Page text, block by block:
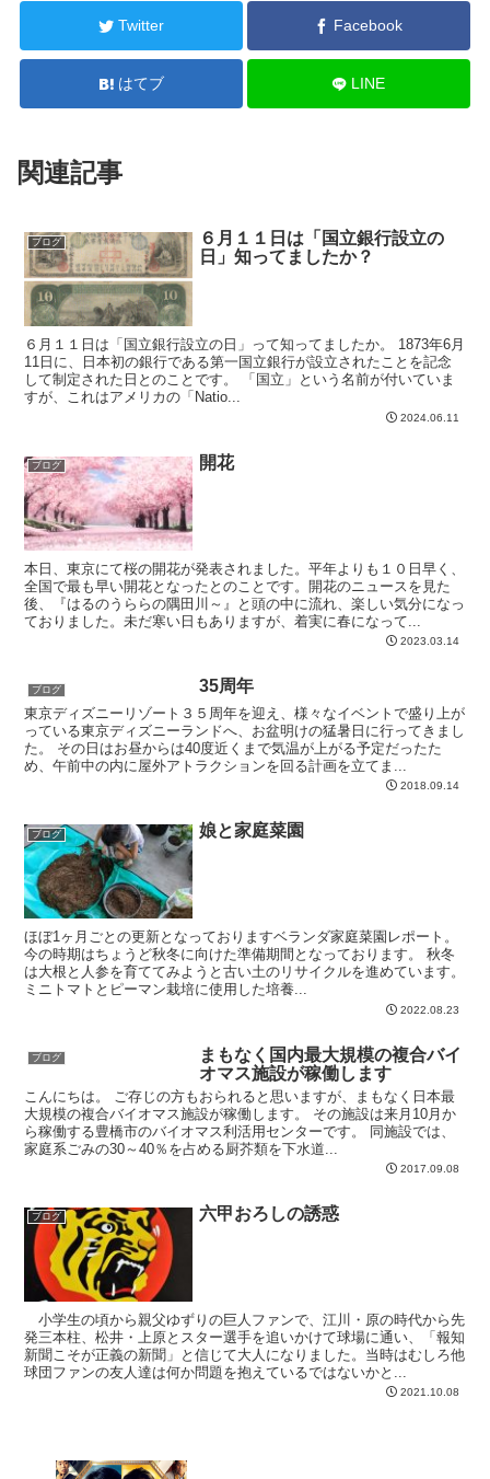
Twitter Facebook
はてブ LINE
関連記事
ブログ
６月１１日は「国立銀行設立の
日」知ってましたか？
６月１１日は「国立銀行設立の日」って知ってましたか。 1873年6月
11日に、日本初の銀行である第一国立銀行が設立されたことを記念
して制定された日とのことです。 「国立」という名前が付いていま
すが、これはアメリカの「Natio...
2024.06.11
ブログ 開花
本日、東京にて桜の開花が発表されました。平年よりも１０日早く、
全国で最も早い開花となったとのことです。開花のニュースを見た
後、『はるのうららの隅田川～』と頭の中に流れ、楽しい気分になっ
ておりました。未だ寒い日もありますが、着実に春になって...
2023.03.14
ブログ 35周年
東京ディズニーリゾート３５周年を迎え、様々なイベントで盛り上が
っている東京ディズニーランドへ、お盆明けの猛暑日に行ってきまし
た。 その日はお昼からは40度近くまで気温が上がる予定だったた
め、午前中の内に屋外アトラクションを回る計画を立てま...
2018.09.14
ブログ 娘と家庭菜園
ほぼ1ヶ月ごとの更新となっておりますベランダ家庭菜園レポート。
今の時期はちょうど秋冬に向けた準備期間となっております。 秋冬
は大根と人参を育ててみようと古い土のリサイクルを進めています。
ミニトマトとピーマン栽培に使用した培養...
2022.08.23
ブログ
まもなく国内最大規模の複合バイ
オマス施設が稼働します
こんにちは。 ご存じの方もおられると思いますが、まもなく日本最
大規模の複合バイオマス施設が稼働します。 その施設は来月10月か
ら稼働する豊橋市のバイオマス利活用センターです。 同施設では、
家庭系ごみの30～40％を占める厨芥類を下水道...
2017.09.08
ブログ 六甲おろしの誘惑
小学生の頃から親父ゆずりの巨人ファンで、江川・原の時代から先
発三本柱、松井・上原とスター選手を追いかけて球場に通い、「報知
新聞こそが正義の新聞」と信じて大人になりました。当時はむしろ他
球団ファンの友人達は何か問題を抱えているではないかと...
2021.10.08